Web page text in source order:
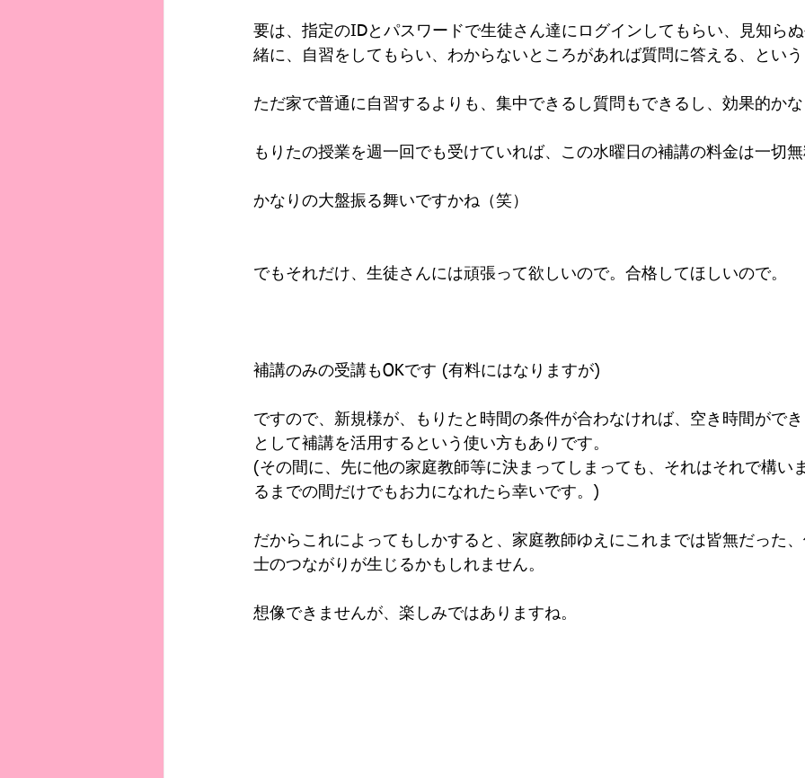
要は、指定のIDとパスワードで生徒さん達にログインしてもらい、見知ら
緒に、自習をしてもらい、わからないところがあれば質問に答える、とい
ただ家で普通に自習するよりも、集中できるし質問もできるし、効果的か
もりたの授業を週一回でも受けていれば、この水曜日の補講の料金は一切
かなりの大盤振る舞いですかね（笑）
でもそれだけ、生徒さんには頑張って欲しいので。合格してほしいので。
補講のみの受講もOKです (有料にはなりますが)
ですので、新規様が、もりたと時間の条件が合わなければ、空き時間がで
として補講を活用するという使い方もありです。
(その間に、先に他の家庭教師等に決まってしまっても、それはそれで構い
るまでの間だけでもお力になれたら幸いです。)
だからこれによってもしかすると、家庭教師ゆえにこれまでは皆無だった
士のつながりが生じるかもしれません。
想像できませんが、楽しみではありますね。